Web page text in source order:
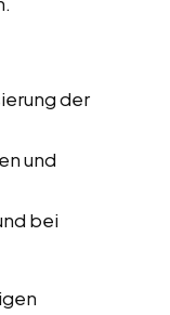
der
und
bei